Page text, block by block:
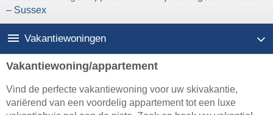
– Sussex
Vakantiewoningen
Vakantiewoning/appartement
Vind de perfecte vakantiewoning voor uw skivakantie,
variërend van een voordelig appartement tot een luxe